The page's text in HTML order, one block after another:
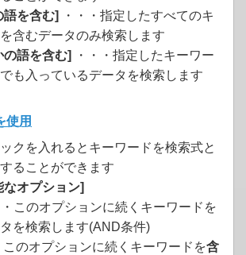
語を含む]
・・・指定したすべてのキ
含むデータのみ検索します
の語を含む]
・・・指定したキーワー
も入っているデータを検索します
使用
クを入れるとキーワードを検索式と
ることができます
なオプション]
・このオプションに続くキーワードを
を検索します(AND条件)
このオプションに続くキーワードを含